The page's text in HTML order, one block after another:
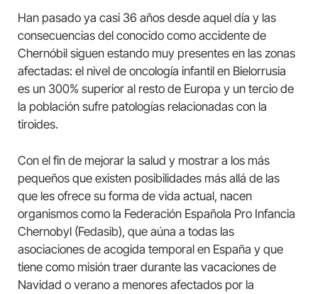
Han pasado ya casi 36 años desde aquel día y las
consecuencias del conocido como accidente de
Chernóbil siguen estando muy presentes en las zonas
afectadas: el nivel de oncología infantil en Bielorrusia
es un 300% superior al resto de Europa y un tercio de
la población sufre patologías relacionadas con la
tiroides.
Con el fin de mejorar la salud y mostrar a los más
pequeños que existen posibilidades más allá de las
que les ofrece su forma de vida actual, nacen
organismos como la Federación Española Pro Infancia
Chernobyl (Fedasib), que aúna a todas las
asociaciones de acogida temporal en España y que
tiene como misión traer durante las vacaciones de
Navidad o verano a menores afectados por la